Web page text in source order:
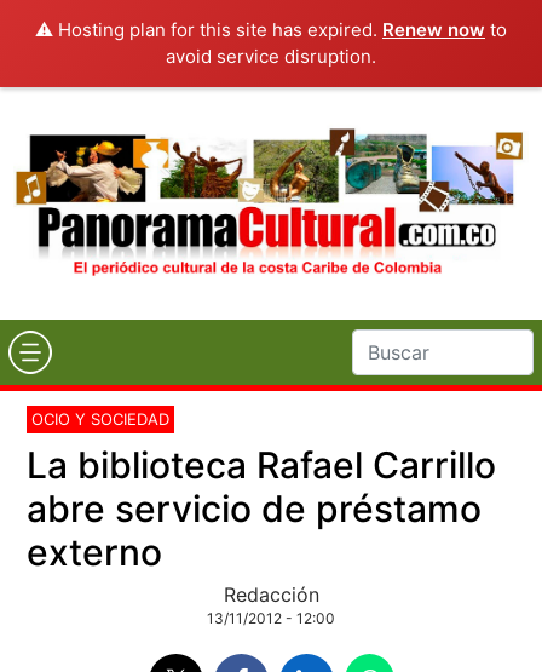
⚠️ Hosting plan for this site has expired. Renew now to
avoid service disruption.
OCIO Y SOCIEDAD
La biblioteca Rafael Carrillo
abre servicio de préstamo
externo
Redacción
13/11/2012 - 12:00